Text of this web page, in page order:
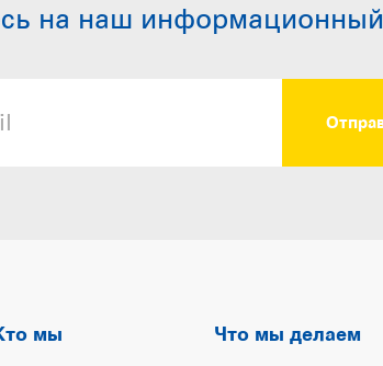
на наш информационный
мы Что мы делаем